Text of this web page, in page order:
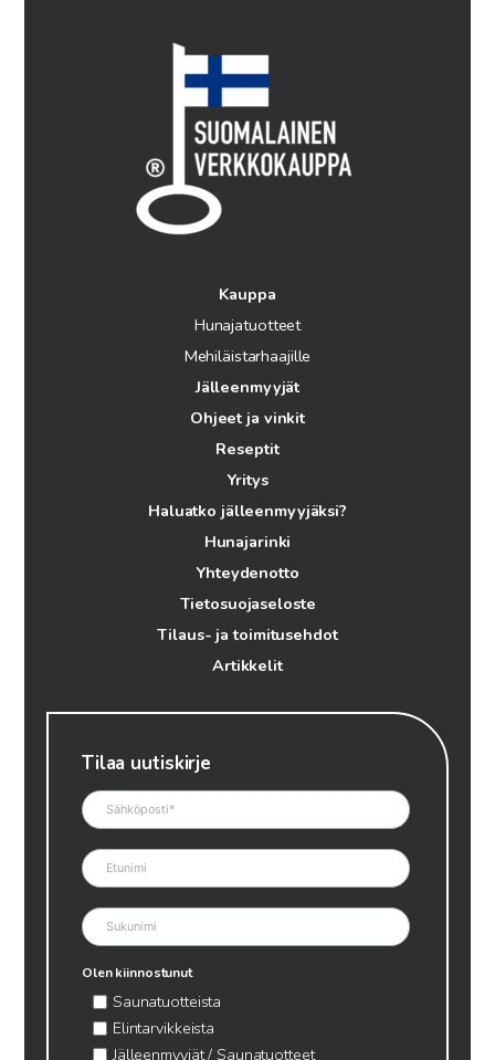
Kauppa
Hunajatuotteet
Mehiläistarhaajille
Jälleenmyyjät
Ohjeet ja vinkit
Reseptit
Yritys
Haluatko jälleenmyyjäksi?
Hunajarinki
Yhteydenotto
Tietosuojaseloste
Tilaus- ja toimitusehdot
Artikkelit
Tilaa uutiskirje
Olen kiinnostunut
Saunatuotteista
Elintarvikkeista
Jälleenmyyjät / Saunatuotteet